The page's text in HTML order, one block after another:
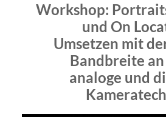
Workshop:
und On
Umsetzen mit
Bandbreite
analoge und